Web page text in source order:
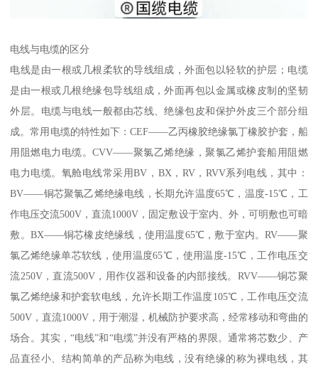
电线与电缆的区分
电线是由一根或几根柔软的导线组成，外面包以轻软的护层；电缆
是由一根或几根绝缘包导线组成，外面再包以金属或橡皮制的坚韧
外层。电缆与电线一般都由芯线、绝缘包皮和保护外皮三个部分组
成。常用电缆的特性如下：CEF——乙丙橡胶绝缘氯丁橡胶护套，船
用阻燃电力电缆。CVV——聚氯乙烯绝缘，聚氯乙烯护套船用阻燃
电力电缆。氧舱电线常采用BV，BX，RV，RVV系列电线，其中：
BV——铜芯聚氯乙烯绝缘电线，长期允许温度65℃，温度-15℃，工
作电压交流500V，直流1000V，固定敷设于室内、外，可明敷也可暗
敷。BX——铜芯橡皮绝缘线，使用温度65℃，敷于室内。RV——聚
氯乙烯绝缘单芯软线，使用温度65℃，使用温度-15℃，工作电压交
流250V，直流500V，用作仪器和设备的内部接线。RVV——铜芯聚
氯乙烯绝缘和护套软电线，允许长期工作温度105℃，工作电压交流
500V，直流1000V，用于潮湿，机械防护要求高，经常移动和弯曲的
场合。其实，“电线”和“电缆”并没有严格的界限。通常将芯数少、产
品直径小、结构简单的产品称为电线，没有绝缘的称为裸电线，其